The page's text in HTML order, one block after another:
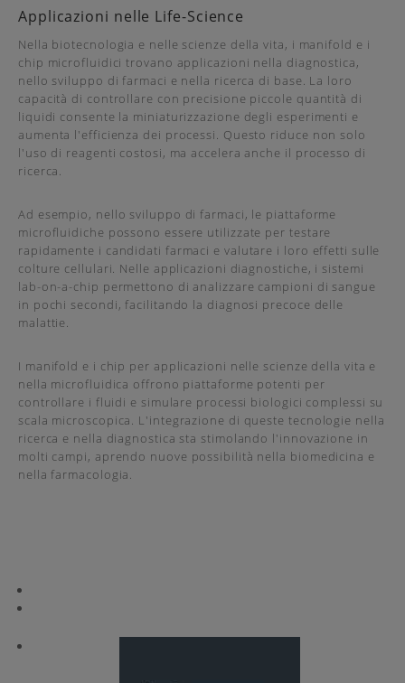
Applicazioni nelle Life-Science
Nella biotecnologia e nelle scienze della vita, i manifold e i
chip microfluidici trovano applicazioni nella diagnostica,
nello sviluppo di farmaci e nella ricerca di base. La loro
capacità di controllare con precisione piccole quantità di
liquidi consente la miniaturizzazione degli esperimenti e
aumenta l'efficienza dei processi. Questo riduce non solo
l'uso di reagenti costosi, ma accelera anche il processo di
ricerca.
Ad esempio, nello sviluppo di farmaci, le piattaforme
microfluidiche possono essere utilizzate per testare
rapidamente i candidati farmaci e valutare i loro effetti sulle
colture cellulari. Nelle applicazioni diagnostiche, i sistemi
lab-on-a-chip permettono di analizzare campioni di sangue
in pochi secondi, facilitando la diagnosi precoce delle
malattie.
I manifold e i chip per applicazioni nelle scienze della vita e
nella microfluidica offrono piattaforme potenti per
controllare i fluidi e simulare processi biologici complessi su
scala microscopica. L'integrazione di queste tecnologie nella
ricerca e nella diagnostica sta stimolando l'innovazione in
molti campi, aprendo nuove possibilità nella biomedicina e
nella farmacologia.